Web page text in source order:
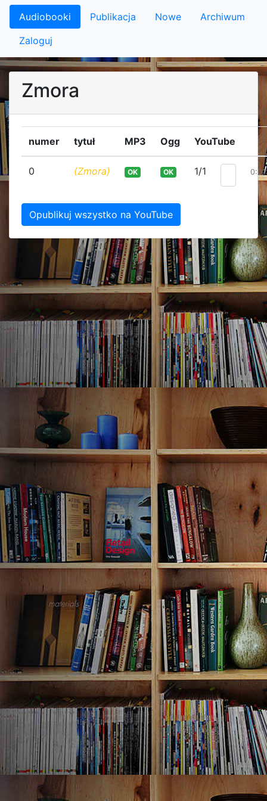
Audiobooki Publikacja Nowe
Archiwum
Zaloguj
Zmora
numer tytuł MP3 Ogg YouTube
0 (Zmora) OK OK 1/1
Opublikuj wszystko na YouTube